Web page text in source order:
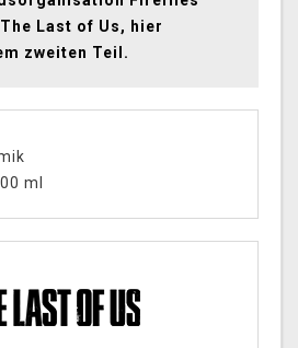
Last of Us, hier
zweiten Teil.
ml